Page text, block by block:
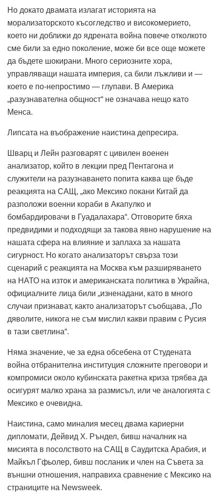
Но докато двамата излагат историята на
морализаторското късогледство и високомерието,
което ни доближи до ядрената война повече отколкото
сме били за едно поколение, може би все още можете
да бъдете шокирани. Много сериозните хора,
управляващи нашата империя, са били лъжливи и —
което е по-непростимо — глупави. В Америка
„разузнавателна общност“ не означава нещо като
Менса.
Липсата на въображение наистина депресира.
Шварц и Лейн разговарят с цивилен военен
анализатор, който в лекции пред Пентагона и
служители на разузнаването попита каква ще бъде
реакцията на САЩ, „​​ако Мексико покани Китай да
разположи военни кораби в Акапулко и
бомбардировачи в Гуадалахара“. Отговорите бяха
предвидими и подходящи за такова явно нарушение на
нашата сфера на влияние и заплаха за нашата
сигурност. Но когато анализаторът свърза този
сценарий с реакцията на Москва към разширяването
на НАТО на изток и американската политика в Украйна,
официалните лица били „изненадани, като в много
случаи признават, както анализаторът съобщава, „По
дяволите, никога не съм мислил какви правим с Русия
в тази светлина“.
Няма значение, че за една обсебена от Студената
война отбранителна институция сложните преговори и
компромиси около кубинската ракетна криза трябва да
осигурят малко храна за размисъл, или че аналогията с
Мексико е очевидна.
Наистина, само миналия месец двама кариерни
дипломати, Дейвид Х. Ръндел, бивш началник на
мисията в посолството на САЩ в Саудитска Арабия, и
Майкъл Гфьолер, бивш посланик и член на Съвета за
външни отношения, направиха сравнение с Мексико на
страниците на Newsweek.